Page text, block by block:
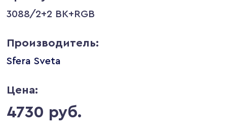
3088/2+2 BK+RGB
Производитель:
Sfera Sveta
Цена:
4730 руб.